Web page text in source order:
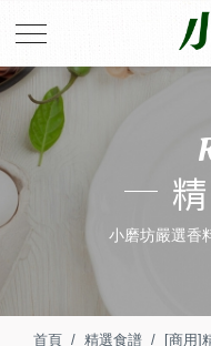
小磨坊嚴選香
首頁 精選食譜 [商用]